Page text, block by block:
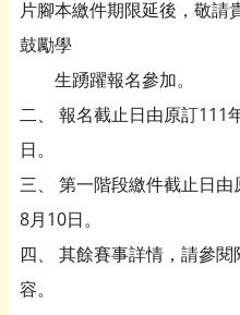
片腳本繳件期限延後，敬請
鼓勵學
生踴躍報名參加。
二、 報名截止日由原訂111
日。
三、 第一階段繳件截止日
8月10日。
四、 其餘賽事詳情，請參
容。